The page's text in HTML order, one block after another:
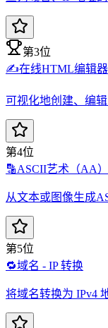
第3位
✍️在线HTML编辑器
可视化地创建、编
第4位
🔡ASCII艺术（AA
从文本或图像生成
第5位
🔁域名 - IP 转换
将域名转换为 IPv4